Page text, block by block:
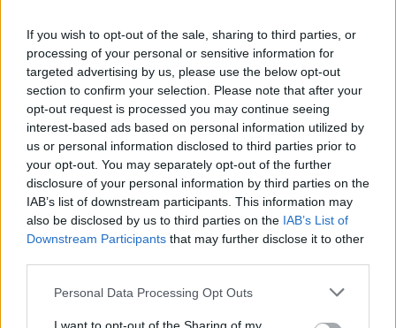
If you wish to opt-out of the sale, sharing to third parties, or
processing of your personal or sensitive information for
targeted advertising by us, please use the below opt-out
section to confirm your selection. Please note that after your
opt-out request is processed you may continue seeing
interest-based ads based on personal information utilized by
us or personal information disclosed to third parties prior to
your opt-out. You may separately opt-out of the further
disclosure of your personal information by third parties on the
IAB’s list of downstream participants. This information may
also be disclosed by us to third parties on the IAB’s List of
Downstream Participants that may further disclose it to other
Personal Data Processing Opt Outs
Per tutta l’estate 2026Zuma Caprie Zuma Porto
Cervo
accoglieranno gli ospiti ogni sera dalle 19:00 alle
destinazioni italiane. Le aperture di
Porto